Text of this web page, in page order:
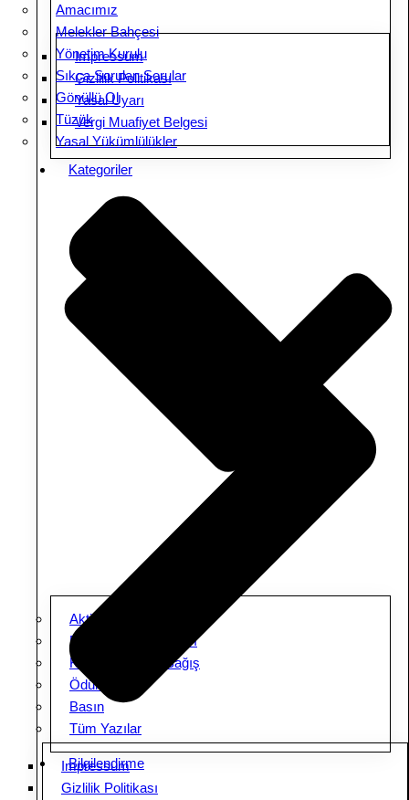
Impressum
Gizlilik Politikası
Yasal Uyarı
Vergi Muafiyet Belgesi
Kategoriler
Aktiviteler
Ebeveyn Buluşmaları
Kampanyalar & Bağış
Ödüller
Basın
Tüm Yazılar
Bilgilendirme
Amacımız
Melekler Bahçesi
Yönetim Kurulu
Sıkça Sorulan Sorular
Gönüllü Ol
Tüzük
Yasal Yükümlülükler
Impressum
Gizlilik Politikası